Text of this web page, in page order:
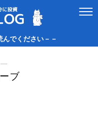
んでください－－
―
ブ